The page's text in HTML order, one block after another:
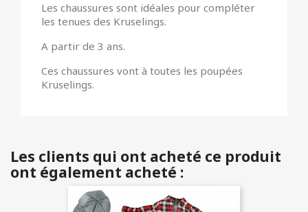
Les chaussures sont idéales pour compléter
les tenues des Kruselings.
A partir de 3 ans.
Ces chaussures vont à toutes les poupées
Kruselings.
Les clients qui ont acheté ce produit
ont également acheté :